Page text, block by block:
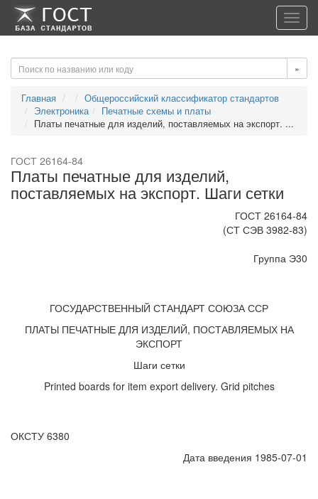
-->-->
»
Главная
Общероссийский классификатор стандартов
Электроника
Печатные схемы и платы
Платы печатные для изделий, поставляемых на экспорт. ...
ГОСТ 26164-84
Платы печатные для изделий,
поставляемых на экспорт. Шаги сетки
ГОСТ 26164-84
(СТ СЭВ 3982-83)
Группа Э30
ГОСУДАРСТВЕННЫЙ СТАНДАРТ СОЮЗА ССР
ПЛАТЫ ПЕЧАТНЫЕ ДЛЯ ИЗДЕЛИЙ, ПОСТАВЛЯЕМЫХ НА
ЭКСПОРТ
Шаги сетки
Printed boards for item export delivery. Grid pitches
ОКСТУ 6380
Дата введения 1985-07-01